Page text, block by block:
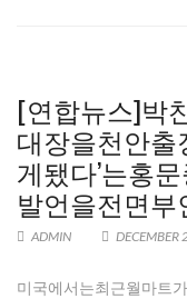
[연합뉴스]박
대장을천안
게됐다’는홍
발언을전면부
ADMIN
미국에서는최근월마트